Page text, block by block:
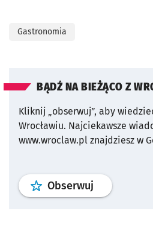
Gastronomia
BĄDŹ NA BIEŻĄCO Z
Kliknij „obserwuj”, aby
Wrocławiu. Najciekawsze
www.wroclaw.pl znajdziesz w
Obserwuj profil